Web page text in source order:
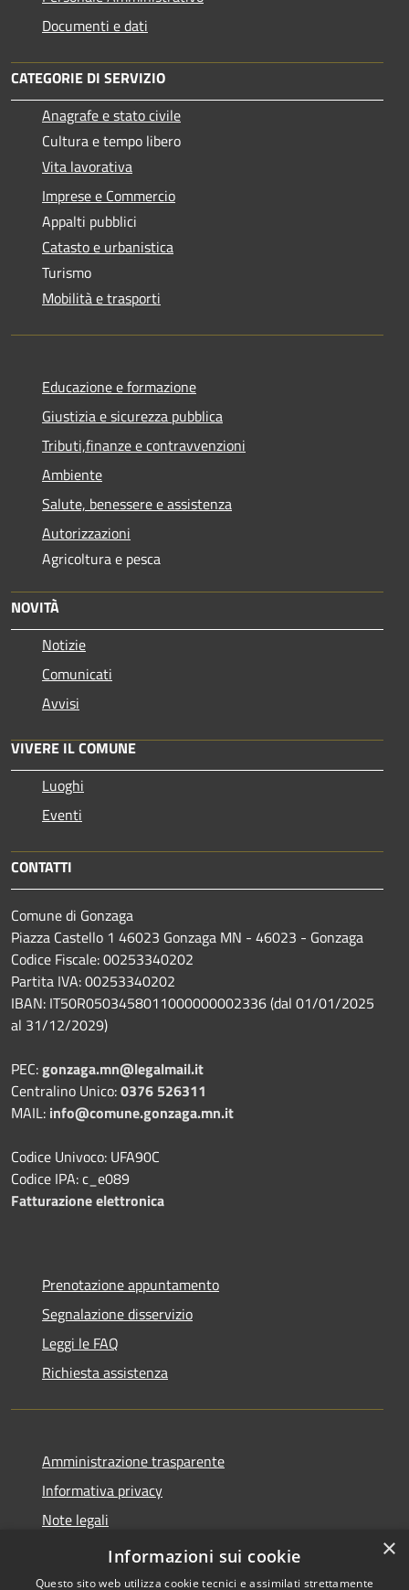
Documenti e dati
CATEGORIE DI SERVIZIO
Anagrafe e stato civile
Cultura e tempo libero
Vita lavorativa
Imprese e Commercio
Appalti pubblici
Catasto e urbanistica
Turismo
Mobilità e trasporti
Educazione e formazione
Giustizia e sicurezza pubblica
Tributi,finanze e contravvenzioni
Ambiente
Salute, benessere e assistenza
Autorizzazioni
Agricoltura e pesca
NOVITÀ
Notizie
Comunicati
Avvisi
VIVERE IL COMUNE
Luoghi
Eventi
CONTATTI
Comune di Gonzaga
Piazza Castello 1 46023 Gonzaga MN - 46023 - Gonzaga
Codice Fiscale: 00253340202
Partita IVA: 00253340202
IBAN: IT50R0503458011000000002336 (dal 01/01/2025
al 31/12/2029)
PEC:gonzaga.mn@legalmail.it
Centralino Unico:0376 526311
MAIL: info@comune.gonzaga.mn.it
Codice Univoco: UFA90C
Codice IPA: c_e089
Fatturazione elettronica
Prenotazione appuntamento
Segnalazione disservizio
Leggi le FAQ
Richiesta assistenza
Amministrazione trasparente
Informativa privacy
Note legali
Dichiarazione di accessibilità
×
Informazioni sui cookie
Questo sito web utilizza cookie tecnici e assimilati strettamente